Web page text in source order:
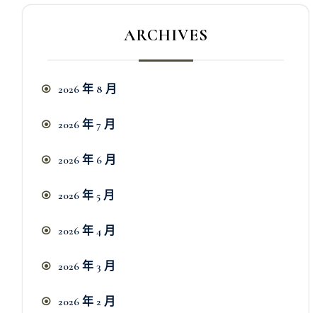
ARCHIVES
2026 年 8 月
2026 年 7 月
2026 年 6 月
2026 年 5 月
2026 年 4 月
2026 年 3 月
2026 年 2 月